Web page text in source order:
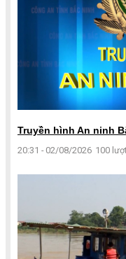
Truyền hình An ninh
20:31 - 02/08/2026 100